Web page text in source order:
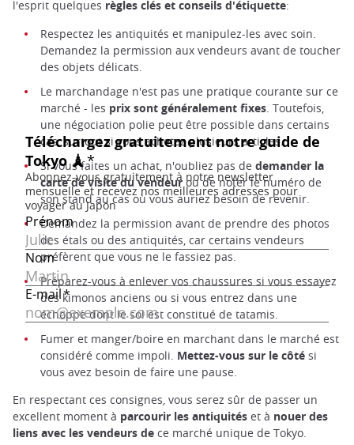
l'esprit quelques règles clés et conseils d'étiquette:
Respectez les antiquités et manipulez-les avec soin.
Demandez la permission aux vendeurs avant de toucher
des objets délicats.
Le marchandage n'est pas une pratique courante sur ce
marché - les prix sont généralement fixes . Toutefois,
une négociation polie peut être possible dans certains
cas, surtout si vous achetez plusieurs articles.
Si vous faites un achat, n'oubliez pas de demander la
carte de visite du vendeur ou de noter le numéro de
son stand au cas où vous auriez besoin de revenir.
Demandez la permission avant de prendre des photos
des étals ou des antiquités, car certains vendeurs
préfèrent que vous ne le fassiez pas.
Préparez-vous à enlever vos chaussures si vous essayez
des kimonos anciens ou si vous entrez dans une
échoppe dont le sol est constitué de tatamis.
Fumer et manger/boire en marchant dans le marché est
considéré comme impoli. Mettez-vous sur le côté si
vous avez besoin de faire une pause.
En respectant ces consignes, vous serez sûr de passer un
excellent moment à parcourir les antiquités et à nouer des
liens avec les vendeurs de ce marché unique de Tokyo.